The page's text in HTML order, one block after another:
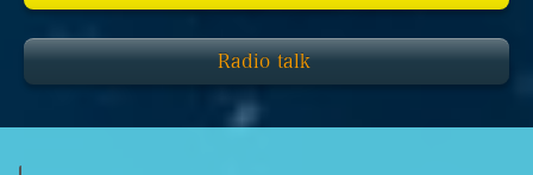
Radio talk